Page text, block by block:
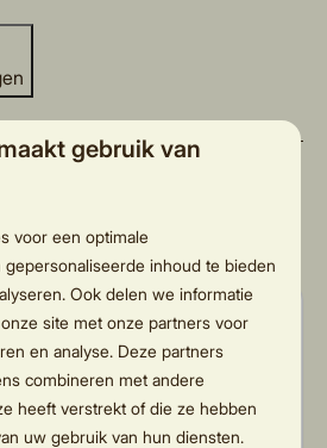
zo
ma
10 aug
di
11 aug
wo
— — — —
gebruik van
voor een optimale
inhoud te bieden
Ook delen we informatie
site met onze partners voor
en analyse. Deze partners
combineren met andere
heeft verstrekt of die ze hebben
uw gebruik van hun diensten.